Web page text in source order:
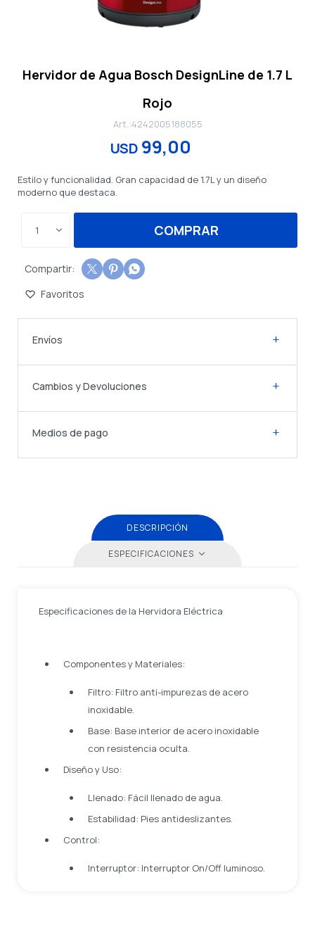
Hervidor de Agua Bosch DesignLine de 1.7 L
Rojo
4242005188055
USD 99,00
Estilo y funcionalidad. Gran capacidad de 1.7L y un diseño
moderno que destaca.
1 COMPRAR
  
Envíos
Cambios y Devoluciones
Medios de pago
DESCRIPCIÓN
ESPECIFICACIONES
Especificaciones de la Hervidora Eléctrica
Componentes y Materiales:
Filtro: Filtro anti-impurezas de acero
inoxidable.
Base: Base interior de acero inoxidable
con resistencia oculta.
Diseño y Uso:
Llenado: Fácil llenado de agua.
Estabilidad: Pies antideslizantes.
Control:
Interruptor: Interruptor On/Off luminoso.